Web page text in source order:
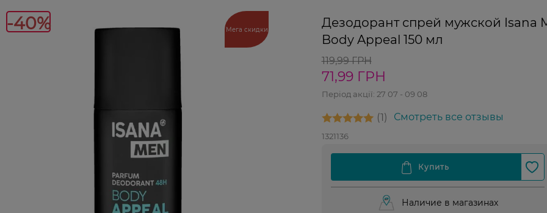
-40% Мега скидки
-40%
Мега
Дезодорант спрей мужской Isana
Body Appeal 150 мл
119,99 ГРН
71,99 ГРН
Період акції: 27 07 - 09 08
1 Смотреть все отзывы
1321136
Наличие в магазинах